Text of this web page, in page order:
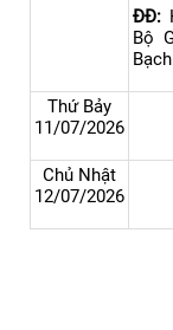
ĐĐ:
Bộ
Thứ Bảy
11/07/2026
Chủ Nhật
12/07/2026